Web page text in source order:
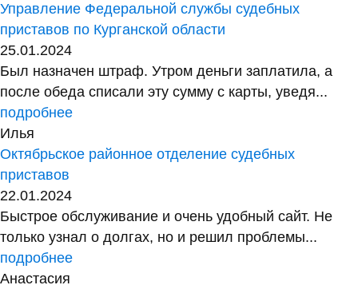
Управление Федеральной службы судебных
приставов по Курганской области
25.01.2024
Был назначен штраф. Утром деньги заплатила, а
после обеда списали эту сумму с карты, уведя...
подробнее
Илья
Октябрьское районное отделение судебных
приставов
22.01.2024
Быстрое обслуживание и очень удобный сайт. Не
только узнал о долгах, но и решил проблемы...
подробнее
Анастасия